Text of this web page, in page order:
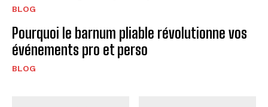
BLOG
Pourquoi le barnum pliable révolutionne vos
événements pro et perso
BLOG